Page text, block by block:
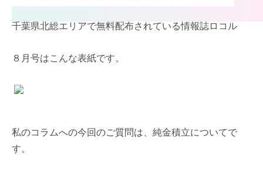
千葉県北総エリアで無料配布されている情報誌ロコル
８月号はこんな表紙です。
私のコラムへの今回のご質問は、純金積立についてで
す。